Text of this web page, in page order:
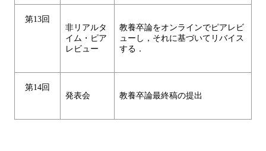
第13回
非リアルタ
イム・ピア
レビュー
教養卒論をオンラインでピアレビ
ューし，それに基づいてリバイス
する．
第14回
発表会
教養卒論最終稿の提出